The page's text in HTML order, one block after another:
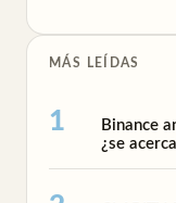
MÁS LEÍDAS
Binance
¿se